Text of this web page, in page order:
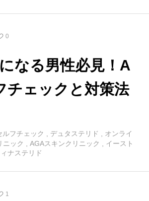
0
なる男性必見！A
チェックと対策法
ルフチェック デュタステリド
オンライ
ニック AGAスキンクリニック
イースト
ナステリド
1